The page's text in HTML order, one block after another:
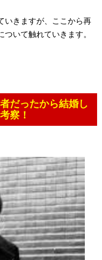
いきますが、ここから再
いて触れていきます。
だったから結婚し
察！